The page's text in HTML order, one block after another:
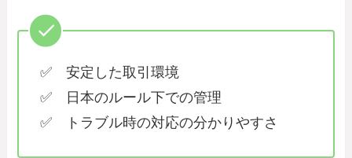
✅ 安定した取引環境
✅ 日本のルール下での管理
✅ トラブル時の対応の分かりやすさ